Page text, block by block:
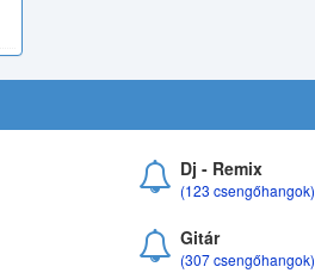
Dj - Remix
(123 csengőhangok)
Gitár
(307 csengőhangok)